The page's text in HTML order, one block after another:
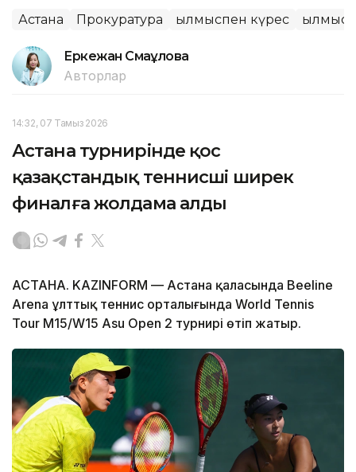
Астана Прокуратура Қылмыспен күрес Қылмыс
Еркежан Смағұлова
Авторлар
14:32, 07 Тамыз 2026
Астана турнирінде қос
қазақстандық теннисші ширек
финалға жолдама алды
АСТАНА. KAZINFORM — Астана қаласында Beeline
Arena ұлттық теннис орталығында World Tennis
Tour M15/W15 Asu Open 2 турнирі өтіп жатыр.